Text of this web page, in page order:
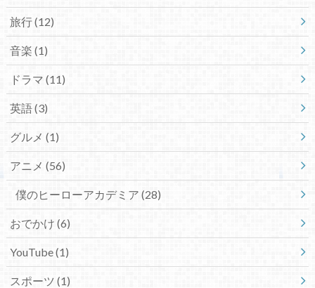
旅行(12)
音楽 (1)
ドラマ (11)
英語(3)
グルメ (1)
アニメ (56)
僕のヒーローアカデミア (28)
おでかけ (6)
YouTube(1)
スポーツ (1)